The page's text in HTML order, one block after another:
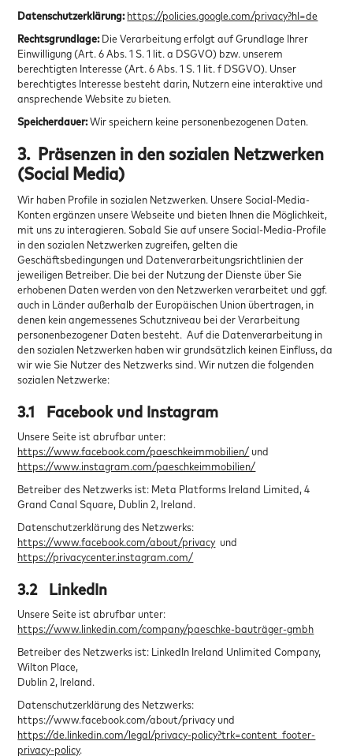
Datenschutzerklärung: https://policies.google.com/privacy?hl=de
Rechtsgrundlage:Die Verarbeitung erfolgt auf Grundlage Ihrer
Einwilligung (Art. 6 Abs. 1 S. 1 lit. a DSGVO) bzw. unserem
berechtigten Interesse (Art. 6 Abs. 1 S. 1 lit. f DSGVO). Unser
berechtigtes Interesse besteht darin, Nutzern eine interaktive und
ansprechende Website zu bieten.
Speicherdauer:Wir speichern keine personenbezogenen Daten.
3. Präsenzen in den sozialen Netzwerken
(Social Media)
Wir haben Profile in sozialen Netzwerken. Unsere Social-Media-
Konten ergänzen unsere Webseite und bieten Ihnen die Möglichkeit,
mit uns zu interagieren. Sobald Sie auf unsere Social-Media-Profile
in den sozialen Netzwerken zugreifen, gelten die
Geschäftsbedingungen und Datenverarbeitungsrichtlinien der
jeweiligen Betreiber. Die bei der Nutzung der Dienste über Sie
erhobenen Daten werden von den Netzwerken verarbeitet und ggf.
auch in Länder außerhalb der Europäischen Union übertragen, in
denen kein angemessenes Schutzniveau bei der Verarbeitung
personenbezogener Daten besteht. Auf die Datenverarbeitung in
den sozialen Netzwerken haben wir grundsätzlich keinen Einfluss, da
wir wie Sie Nutzer des Netzwerks sind. Wir nutzen die folgenden
sozialen Netzwerke:
3.1 Facebook und Instagram
Unsere Seite ist abrufbar unter:
https://www.facebook.com/paeschkeimmobilien/ und
https://www.instagram.com/paeschkeimmobilien/
Betreiber des Netzwerks ist: Meta Platforms Ireland Limited, 4
Grand Canal Square, Dublin 2, Ireland.
Datenschutzerklärung des Netzwerks:
https://www.facebook.com/about/privacyund
https://privacycenter.instagram.com/
3.2 LinkedIn
Unsere Seite ist abrufbar unter:
https://www.linkedin.com/company/paeschke-bauträger-gmbh
Betreiber des Netzwerks ist: LinkedIn Ireland Unlimited Company,
Wilton Place,
Dublin 2, Ireland.
Datenschutzerklärung des Netzwerks:
https://www.facebook.com/about/privacy und
https://de.linkedin.com/legal/privacy-policy?trk=content_footer-
privacy-policy.